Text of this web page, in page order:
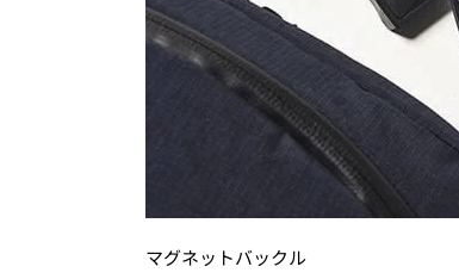
マグネットバックル